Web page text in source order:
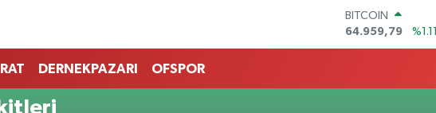
BITCOIN
64.959,79
%1.11
DOLAR
DERNEKPAZARI OFSPOR